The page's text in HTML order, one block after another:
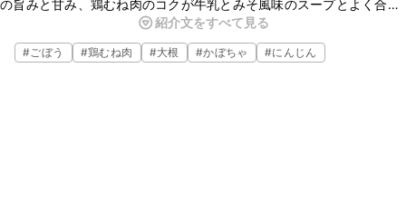
の旨みと甘み、鶏むね肉のコクが牛乳とみそ風味のスープとよく合
い、おいしいですよ。パンにもごはんにも合います。お好みの野菜で
アレンジもできますので、ぜひお試しくださいね。
紹介文をすべて見る
#ごぼう #鶏むね肉 #大根 #かぼちゃ #にんじん